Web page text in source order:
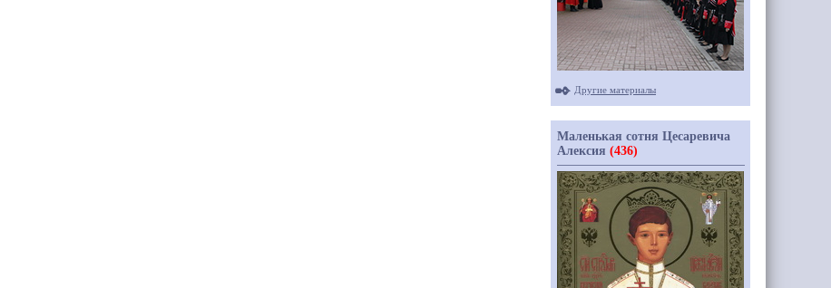
Другие материалы
Маленькая сотня Цесаревича
Алексия (436)